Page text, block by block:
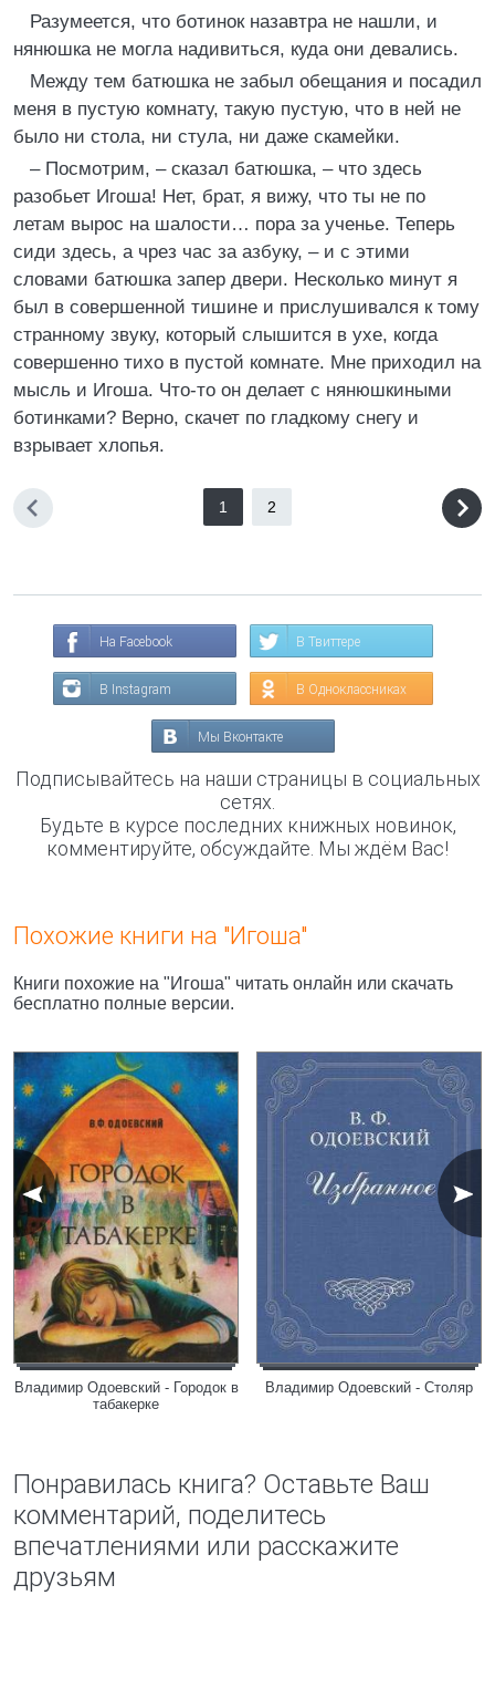
Разумеется, что ботинок назавтра не нашли, и
нянюшка не могла надивиться, куда они девались.
Между тем батюшка не забыл обещания и посадил
меня в пустую комнату, такую пустую, что в ней не
было ни стола, ни стула, ни даже скамейки.
– Посмотрим, – сказал батюшка, – что здесь
разобьет Игоша! Нет, брат, я вижу, что ты не по
летам вырос на шалости… пора за ученье. Теперь
сиди здесь, а чрез час за азбуку, – и с этими
словами батюшка запер двери. Несколько минут я
был в совершенной тишине и прислушивался к тому
странному звуку, который слышится в ухе, когда
совершенно тихо в пустой комнате. Мне приходил на
мысль и Игоша. Что-то он делает с нянюшкиными
ботинками? Верно, скачет по гладкому снегу и
взрывает хлопья.
1 2
На Facebook В Твиттере
В Instagram В Одноклассниках
Мы Вконтакте
Подписывайтесь на наши страницы в социальных
сетях.
Будьте в курсе последних книжных новинок,
комментируйте, обсуждайте. Мы ждём Вас!
Похожие книги на "Игоша"
Книги похожие на "Игоша" читать онлайн или скачать
бесплатно полные версии.
Владимир Одоевский - Городок в
табакерке
Владимир Одоевский - Столяр
Понравилась книга? Оставьте Ваш
комментарий, поделитесь
впечатлениями или расскажите
друзьям